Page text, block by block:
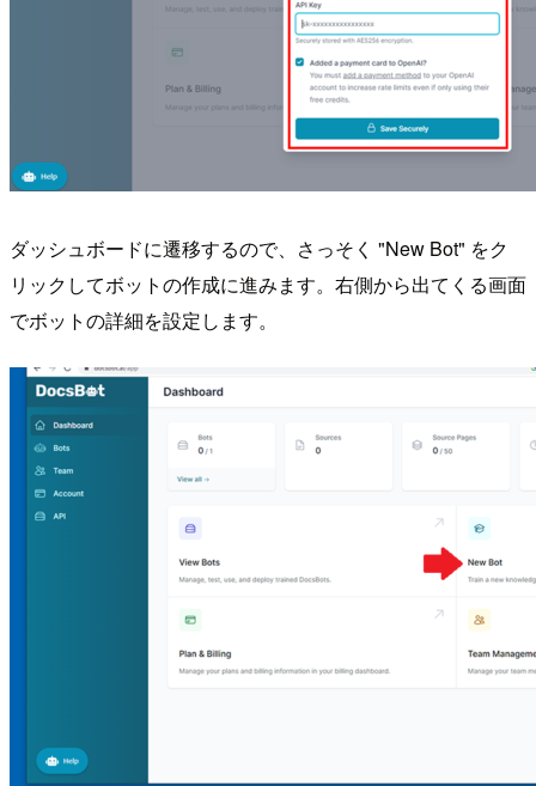
ダッシュボードに遷移するので、さっそく "New Bot" をク
リックしてボットの作成に進みます。右側から出てくる画面
でボットの詳細を設定します。